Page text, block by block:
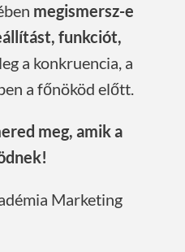
megismersz-e
funkciót,
a konkruencia, a
a főnököd előtt.
meg, amik a
Marketing